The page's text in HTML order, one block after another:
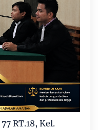
RT.18, Kel.